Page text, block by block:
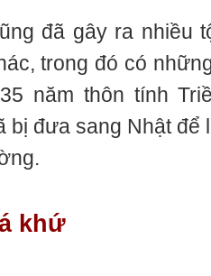
đã gây ra nhiều
trong đó có
năm thôn tính
bị đưa sang Nhật để
khứ